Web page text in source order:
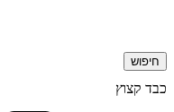
חיפוש
כבד קצוץ